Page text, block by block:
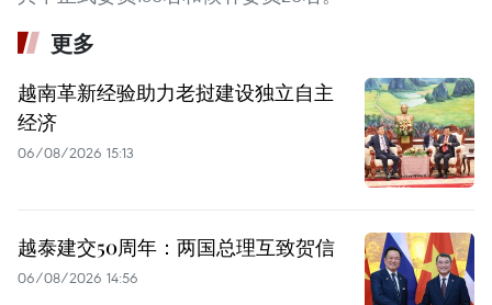
更多
越南革新经验助力老挝建设独立自主
经济
06/08/2026 15:13
越泰建交50周年：两国总理互致贺信
06/08/2026 14:56